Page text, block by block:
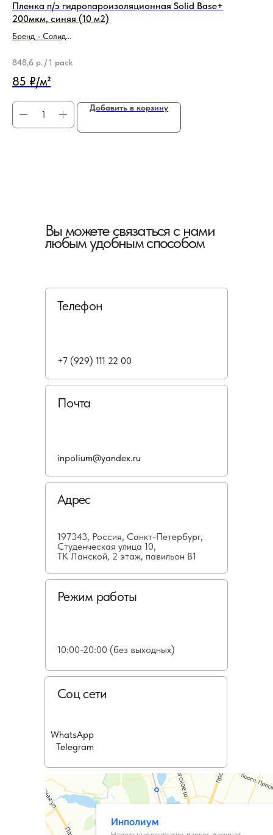
Пленка п/э гидропароизоляционная Solid Base+
200мкм, синяя (10 м2)
Бренд - Солид
848,6 р. / 1 pack
85 ₽/м²
Добавить в корзину
Вы можете связаться с нами
любым удобным способом
Телефон
Почта
Адрес
197343, Россия, Санкт-Петербург,
Студенческая улица 10,
ТК Ланской, 2 этаж, павильон В1
Режим работы
10:00-20:00 (без выходных)
Соц сети
+7 (929) 111 22 00
inpolium@yandex.ru
WhatsApp
Telegram